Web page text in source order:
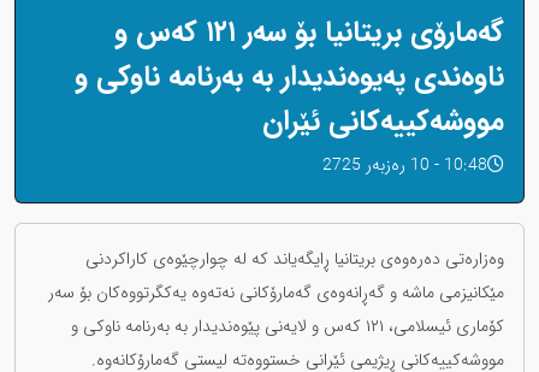
گەمارۆی بریتانیا بۆ سەر ١٢١ کەس و
ناوەندی پەیوەندیدار بە بەرنامە ناوکی و
مووشەکییەکانی ئێران
10:48 - 10 رەزبەر 2725
وەزارەتی دەرەوەی بریتانیا ڕایگەیاند کە لە چوارچێوەی کاراکردنی
مێکانیزمی ماشە و گەڕانەوەی گەمارۆکانی نەتەوە یەکگرتووەکان بۆ سەر
کۆماری ئیسلامی، ١٢١ کەس و لایەنی پێوەندیدار بە بەرنامە ناوکی و
مووشەکییەکانی ڕیژیمی ئێرانی خستووەتە لیستی گەمارۆکانەوە.